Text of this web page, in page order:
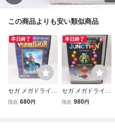
この商品よりも安い類似商品
本日終了
セガ メガドライブ
MD ヴァーミリオ
現在 680円
本日終了
セガ メガドライブ
MD ジャンクショ
現在 980円